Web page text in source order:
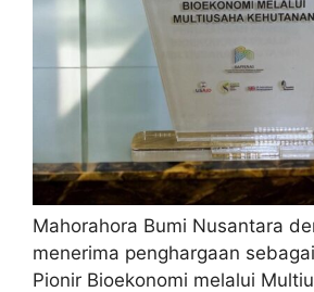
Mahorahora Bumi Nusantara
menerima penghargaan
Pionir Bioekonomi melalui